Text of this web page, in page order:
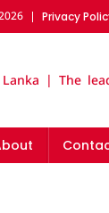
Privacy